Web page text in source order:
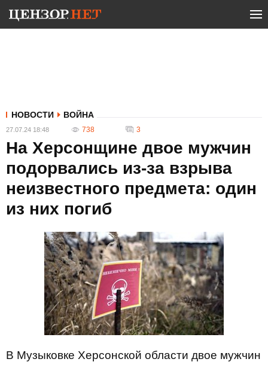
НОВОСТИ ВОЙНА
27.07.24 18:48 738 3
На Херсонщине двое мужчин
подорвались из-за взрыва
неизвестного предмета: один
из них погиб
В Музыковке Херсонской области двое мужчин